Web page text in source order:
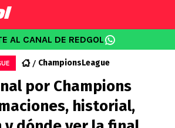
AL CANAL DE REDGOL
ChampionsLeague
por Champions
historial,